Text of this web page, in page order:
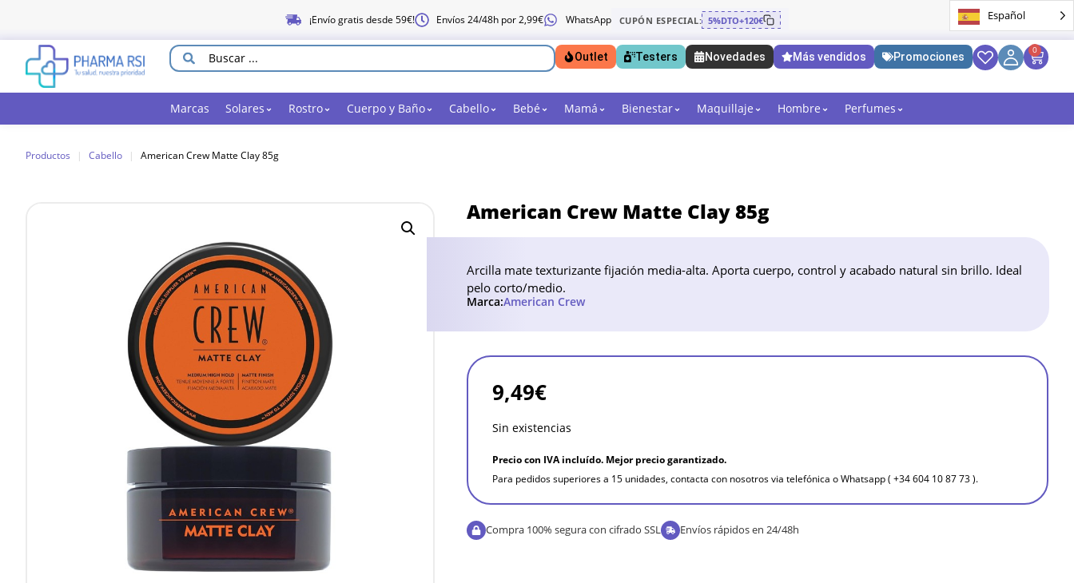
¡Envío gratis desde 59€! Envíos 24/48h por 2,99€ WhatsApp CUPÓN ESPECIAL: 5%DTO+120€ Español
Outlet Testers Novedades Más vendidos Promociones
0
Marcas Solares Rostro Cuerpo y Baño Cabello Bebé Mamá Bienestar Maquillaje Hombre Perfumes
Productos | Cabello | American Crew Matte Clay 85g
American Crew Matte Clay 85g
Arcilla mate texturizante fijación media-alta. Aporta cuerpo, control y acabado natural sin brillo. Ideal
pelo corto/medio.
Marca:American Crew
9,49€
Sin existencias
Precio con IVA incluído. Mejor precio garantizado.
Para pedidos superiores a 15 unidades, contacta con nosotros via telefónica o Whatsapp ( +34 604 10 87 73 ).
Compra 100% segura con cifrado SSL Envíos rápidos en 24/48h